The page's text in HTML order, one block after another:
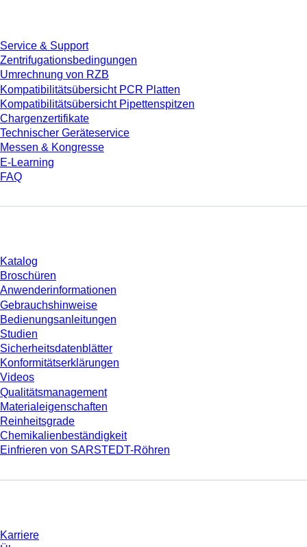
Service & Support
Zentrifugationsbedingungen
Umrechnung von RZB
Kompatibilitätsübersicht PCR Platten
Kompatibilitätsübersicht Pipettenspitzen
Chargenzertifikate
Technischer Geräteservice
Messen & Kongresse
E-Learning
FAQ
Katalog
Broschüren
Anwenderinformationen
Gebrauchshinweise
Bedienungsanleitungen
Studien
Sicherheitsdatenblätter
Konformitätserklärungen
Videos
Qualitätsmanagement
Materialeigenschaften
Reinheitsgrade
Chemikalienbeständigkeit
Einfrieren von SARSTEDT-Röhren
Karriere